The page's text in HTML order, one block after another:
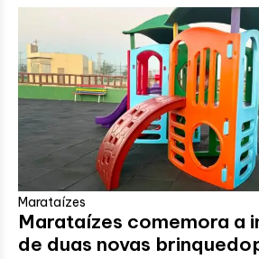
Marataízes
Marataízes comemora a
de duas novas